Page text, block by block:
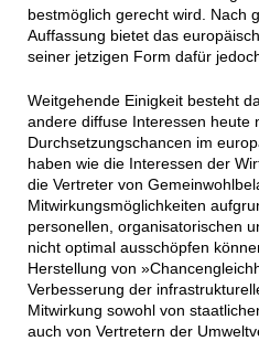
bestmöglich gerecht wird. Nach
Auffassung bietet das
seiner jetzigen Form dafür
Weitgehende Einigkeit besteht
andere diffuse Interessen heute
Durchsetzungschancen im
haben wie die Interessen der
die Vertreter von
Mitwirkungsmöglichkeiten
personellen, organisatorischen
nicht optimal ausschöpfen
Herstellung von
Verbesserung der
Mitwirkung sowohl von
auch von Vertretern der